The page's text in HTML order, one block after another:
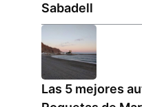
Sabadell
Las 5 mejores